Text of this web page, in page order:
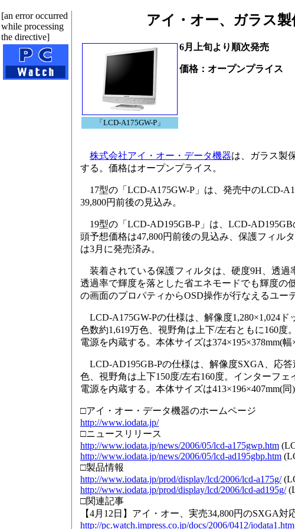
[an error occurred
while processing
the directive]
アイ・オー、ガラス
「LCD-A175GW-P」
6月上旬より順次発売
価格：オープンプライス
株式会社アイ・オー・データ機器は、ガラス製
する。価格はオープンプライス。
17型の「LCD-A175GW-P」は、発売中のLCD-
39,800円前後の見込み。
19型の「LCD-AD195GB-P」は、LCD-
頭予想価格は47,800円前後の見込み、保護フィル
は3月に発売済み。
装着されている保護フィルタは、硬度9H、透過
透過率で輝度を落とした省エネモードでも輝度の
の画面のプロパティからOSD操作が行なえるユー
LCD-A175GW-Pの仕様は、解像度1,280×1,024ド
色数約1,619万色、視野角は上下/左右ともに160度
電源を内蔵する。本体サイズは374×195×378mm(幅
LCD-AD195GB-Pの仕様は、解像度SXGA、応答
色、視野角は上下150度/左右160度。インターフ
電源を内蔵する。本体サイズは413×196×407mm(同)
□アイ・オー・データ機器のホームページ
http://www.iodata.jp/
□ニュースリリース
http://www.iodata.jp/news/2006/05/lcd-a175gwp.htm
http://www.iodata.jp/news/2006/05/lcd-ad195gbp.htm
□製品情報
http://www.iodata.jp/prod/display/lcd/2006/lcd-a175g/
http://www.iodata.jp/prod/display/lcd/2006/lcd-ad195g/
□関連記事
【4月12日】アイ・オー、実売34,800円のSXGA対
http://pc.watch.impress.co.jp/docs/2006/0412/iodata1.htm